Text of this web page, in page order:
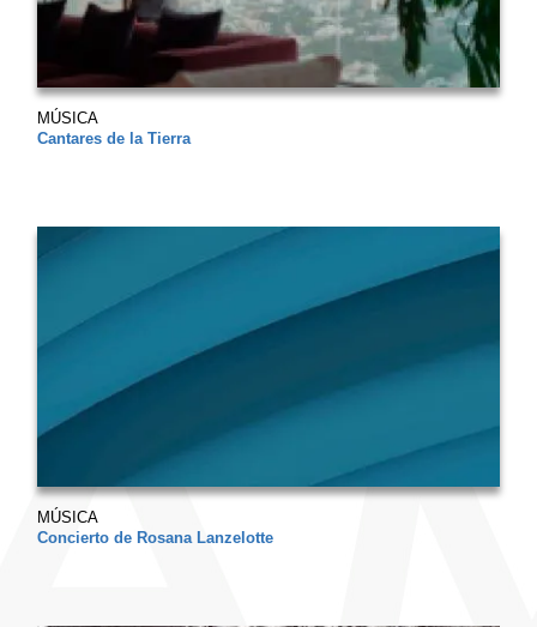
MÚSICA
Cantares de la Tierra
MÚSICA
Concierto de Rosana Lanzelotte